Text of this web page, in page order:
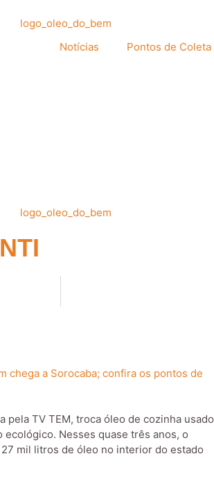
Notícias Pontos de Coleta
chega a Sorocaba; confira os pontos de
pela TV TEM, troca óleo de cozinha usado
ecológico. Nesses quase três anos, o
mil litros de óleo no interior do estado